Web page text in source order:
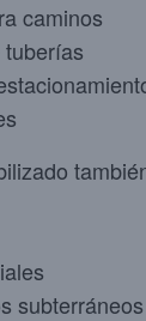
caminos
subterráneos